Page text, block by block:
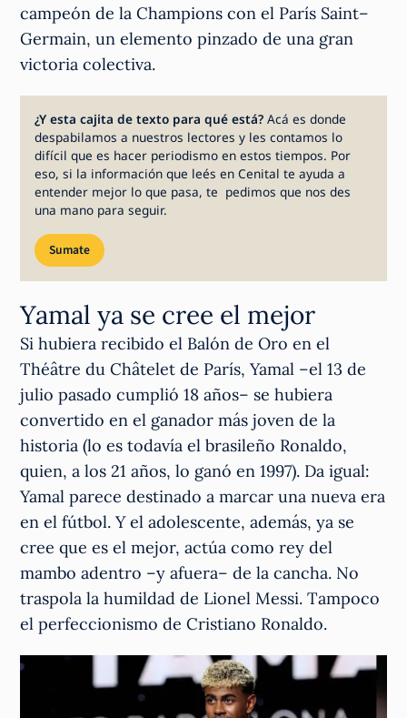
campeón de la Champions con el París Saint–
Germain, un elemento pinzado de una gran
victoria colectiva.
¿Y esta cajita de texto para qué está?Acá es donde
despabilamos a nuestros lectores y les contamos lo
difícil que es hacer periodismo en estos tiempos. Por
eso, si la información que leés en Cenital te ayuda a
entender mejor lo que pasa, te pedimos que nos des
una mano para seguir.
Sumate
Yamal ya se cree el mejor
Si hubiera recibido el Balón de Oro en el
Théâtre du Châtelet de París, Yamal –el 13 de
julio pasado cumplió 18 años– se hubiera
convertido en el ganador más joven de la
historia (lo es todavía el brasileño Ronaldo,
quien, a los 21 años, lo ganó en 1997). Da igual:
Yamal parece destinado a marcar una nueva era
en el fútbol. Y el adolescente, además, ya se
cree que es el mejor, actúa como rey del
mambo adentro –y afuera– de la cancha. No
traspola la humildad de Lionel Messi. Tampoco
el perfeccionismo de Cristiano Ronaldo.